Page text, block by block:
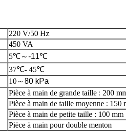
220 V/50 Hz
450 VA
5℃～-11℃
37℃- 45℃
10～80 kPa
Pièce à main de grande taille : 200
Pièce à main de taille moyenne : 150
Pièce à main de petite taille : 100 mm
Pièce à main pour double menton